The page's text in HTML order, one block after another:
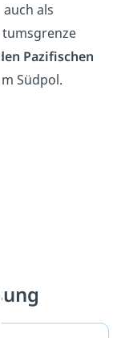
auch als
Pazifischen
Südpol.